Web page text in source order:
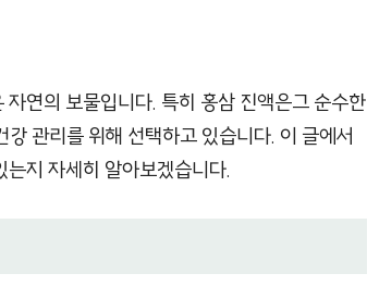
연의 보물입니다. 특히 홍삼 진액은그 순수한
관리를 위해 선택하고 있습니다. 이 글에서
지 자세히 알아보겠습니다.